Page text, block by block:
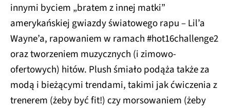
innymi byciem „bratem z innej matki”
amerykańskiej gwiazdy światowego rapu – Lil’a
Wayne’a, rapowaniem w ramach #hot16challenge2
oraz tworzeniem muzycznych (i zimowo-
ofertowych) hitów. Plush śmiało podąża także za
modą i bieżącymi trendami, takimi jak ćwiczenia z
trenerem (żeby być fit!) czy morsowaniem (żeby